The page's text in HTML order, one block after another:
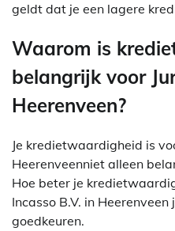
geldt dat je een lagere
Waarom is
belangrijk voor
Heerenveen?
Je kredietwaardigheid is
Heerenveenniet alleen
Hoe beter je
Incasso B.V. in
goedkeuren.